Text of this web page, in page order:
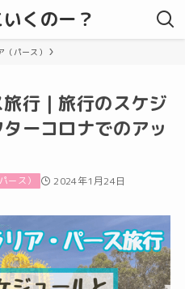
くのー？
パース）
行｜旅行のスケジ
ーコロナでのアッ
ース） 2024年1月24日